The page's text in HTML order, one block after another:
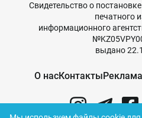
Свидетельство о
печатного
информационного
выдано
О насКонтактыРеклама